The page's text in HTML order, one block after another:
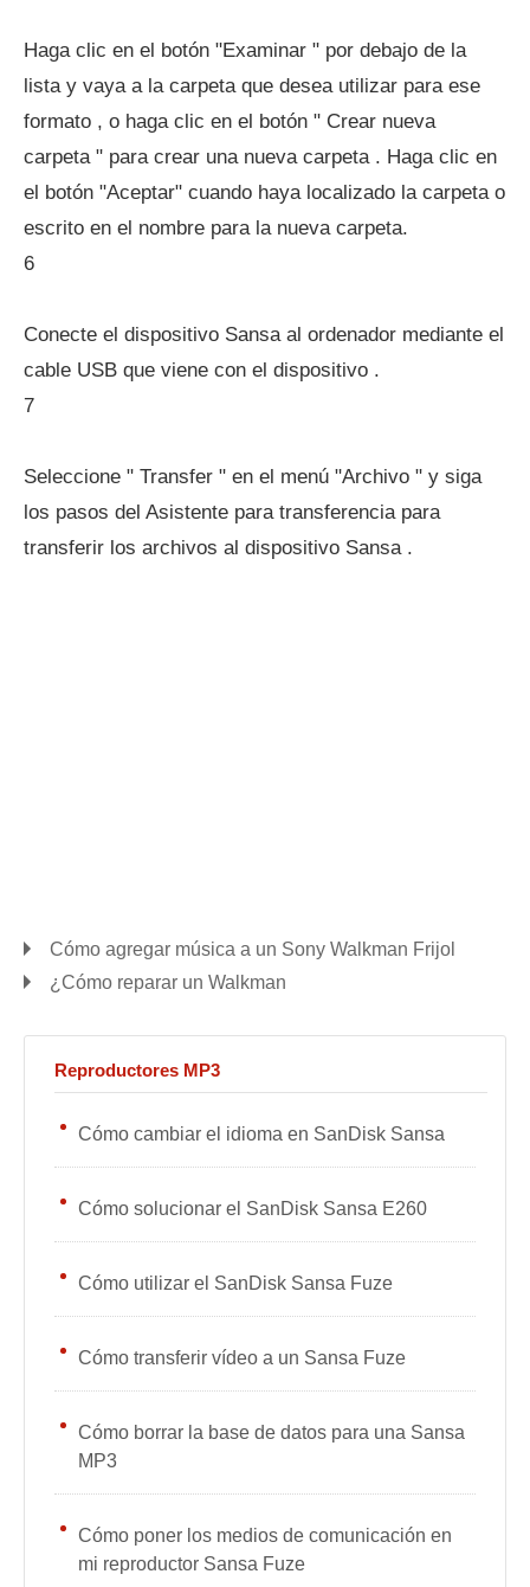
Haga clic en el botón "Examinar " por debajo de la
lista y vaya a la carpeta que desea utilizar para ese
formato , o haga clic en el botón " Crear nueva
carpeta " para crear una nueva carpeta . Haga clic en
el botón "Aceptar" cuando haya localizado la carpeta o
escrito en el nombre para la nueva carpeta.
6
Conecte el dispositivo Sansa al ordenador mediante el
cable USB que viene con el dispositivo .
7
Seleccione " Transfer " en el menú "Archivo " y siga
los pasos del Asistente para transferencia para
transferir los archivos al dispositivo Sansa .
Cómo agregar música a un Sony Walkman Frijol
¿Cómo reparar un Walkman
Reproductores MP3
Cómo cambiar el idioma en SanDisk Sansa
Cómo solucionar el SanDisk Sansa E260
Cómo utilizar el SanDisk Sansa Fuze
Cómo transferir vídeo a un Sansa Fuze
Cómo borrar la base de datos para una Sansa
MP3
Cómo poner los medios de comunicación en
mi reproductor Sansa Fuze